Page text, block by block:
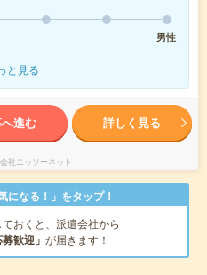
男性
と見る
進む 詳しく見る
社ニッソーネット
なる！」をタップ！
ておくと、派遣会社から
募歓迎」 が届きます！